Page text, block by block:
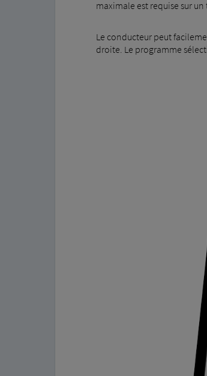
maximale est requise sur
Le conducteur peut
droite. Le programme